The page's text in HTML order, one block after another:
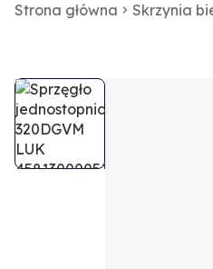
Strona główna Skrzynia